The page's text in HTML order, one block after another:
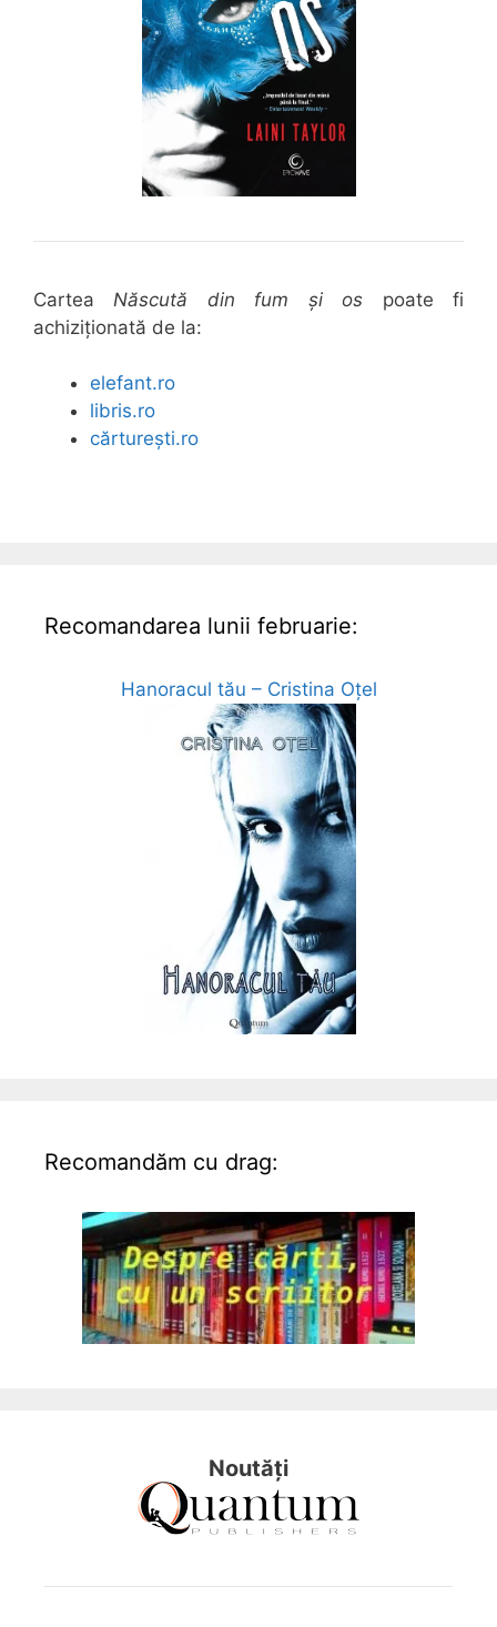
Cartea Născută din fum și os poate fi
achiziționată de la:
elefant.ro
libris.ro
cărturești.ro
Recomandarea lunii februarie:
Hanoracul tău – Cristina Oțel
Recomandăm cu drag:
Noutăți